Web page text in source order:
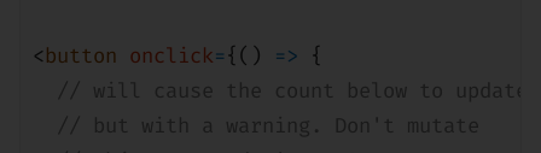
<button onclick={() =>
{
// will cause the count below to update,
// but with a warning. Don't mutate